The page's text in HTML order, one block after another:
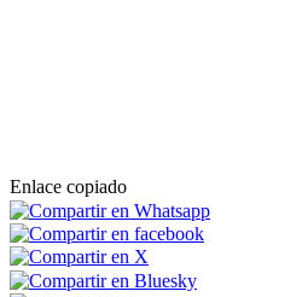
Enlace copiado